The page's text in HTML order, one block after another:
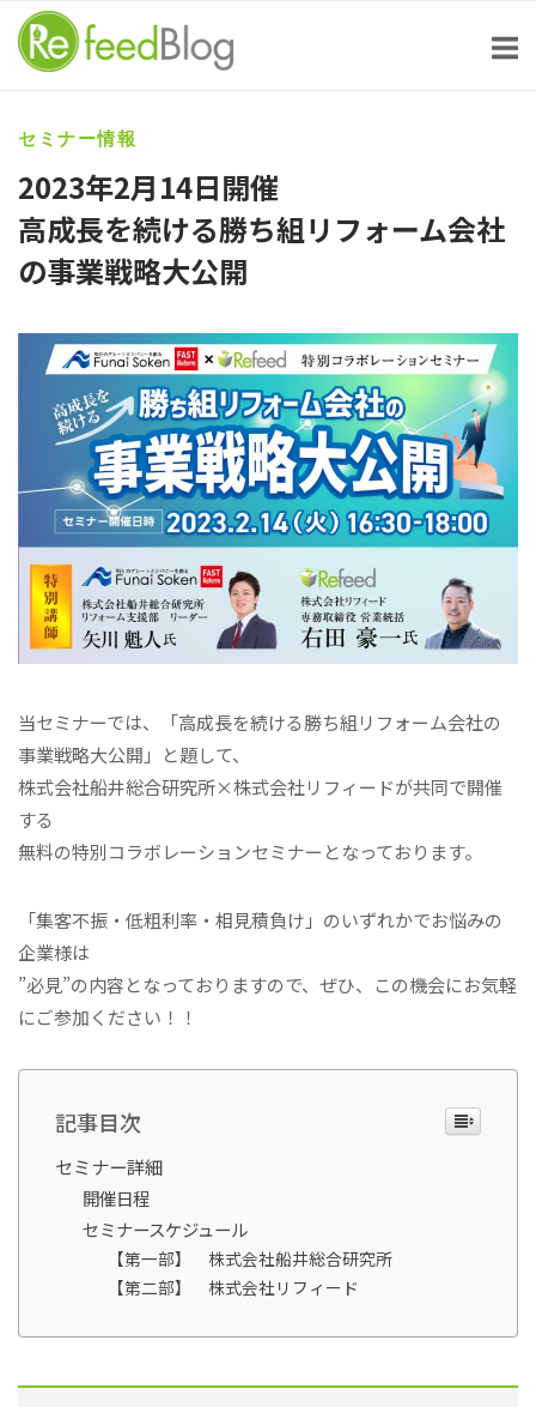
Skip
to
セミナー情報
2023年2月14日開催
高成長を続ける勝ち組リフォーム会社
の事業戦略大公開
当セミナーでは、「高成長を続ける勝ち組リフォーム会社の
事業戦略大公開」と題して、
株式会社船井総合研究所×株式会社リフィードが共同で開催
する
無料の特別コラボレーションセミナーとなっております。
「集客不振・低粗利率・相見積負け」のいずれかでお悩みの
企業様は
”必見”の内容となっておりますので、ぜひ、この機会にお気軽
にご参加ください！！
記事目次
セミナー詳細
開催日程
セミナースケジュール
【第一部】 株式会社船井総合研究所
【第二部】 株式会社リフィード